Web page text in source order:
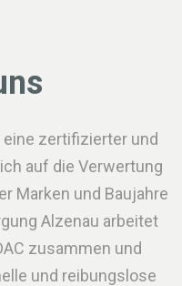
zertifizierter und
auf die Verwertung
Marken und Baujahre
Alzenau arbeitet
zusammen und
und reibungslose